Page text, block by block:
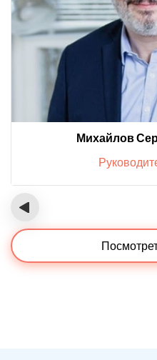
Михайлов
‹